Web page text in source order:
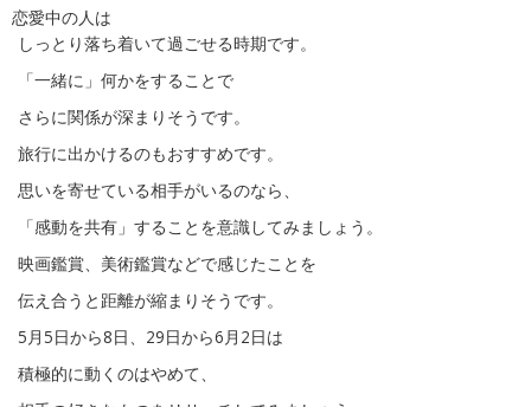
恋愛中の人は
しっとり落ち着いて過ごせる時期です。
「一緒に」何かをすることで
さらに関係が深まりそうです。
旅行に出かけるのもおすすめです。
思いを寄せている相手がいるのなら、
「感動を共有」することを意識してみましょう。
映画鑑賞、美術鑑賞などで感じたことを
伝え合うと距離が縮まりそうです。
5月5日から8日、29日から6月2日は
積極的に動くのはやめて、